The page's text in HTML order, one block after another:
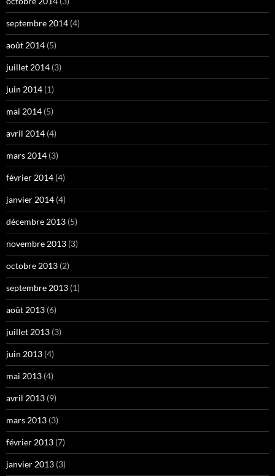
septembre 2014 (4)
août 2014 (5)
juillet 2014 (3)
juin 2014 (1)
mai 2014 (5)
avril 2014 (4)
mars 2014 (3)
février 2014 (4)
janvier 2014 (4)
décembre 2013 (5)
novembre 2013 (3)
octobre 2013 (2)
septembre 2013 (1)
août 2013 (6)
juillet 2013 (3)
juin 2013 (4)
mai 2013 (4)
avril 2013 (9)
mars 2013 (3)
février 2013 (7)
janvier 2013 (3)